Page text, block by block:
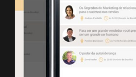
DESENVOLVIMENTO
CONVEDI Congresso
Nacional de Venda